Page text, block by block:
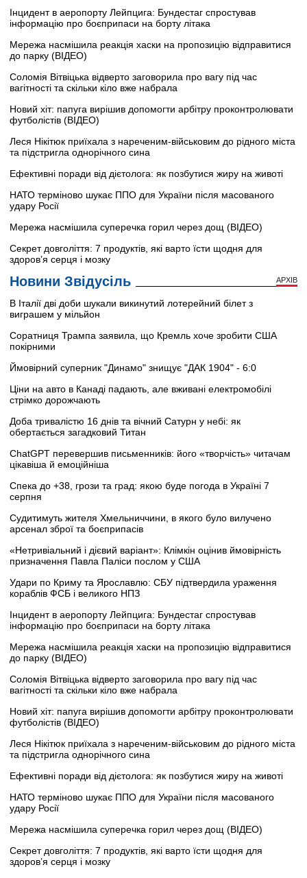
Інцидент в аеропорту Лейпцига: Бундестаг спростував
інформацію про боєприпаси на борту літака
Мережа насмішила реакція хаски на пропозицію відправитися
до парку (ВІДЕО)
Соломія Вітвіцька відверто заговорила про вагу під час
вагітності та скільки кіло вже набрала
Новий хіт: папуга вирішив допомогти арбітру проконтролювати
футболістів (ВІДЕО)
Леся Нікітюк приїхала з нареченим-військовим до рідного міста
та підстригла однорічного сина
Ефективні поради від дієтолога: як позбутися жиру на животі
НАТО терміново шукає ППО для України після масованого
удару Росії
Мережа насмішила суперечка горил через дощ (ВІДЕО)
Секрет довголіття: 7 продуктів, які варто їсти щодня для
здоров’я серця і мозку
Новини Звідусіль АРХІВ
В Італії дві доби шукали викинутий лотерейний білет з
виграшем у мільйон
Соратниця Трампа заявила, що Кремль хоче зробити США
покірними
Ймовірний суперник "Динамо" знищує "ДАК 1904" - 6:0
Ціни на авто в Канаді падають, але вживані електромобілі
стрімко дорожчають
Доба тривалістю 16 днів та вічний Сатурн у небі: як
обертається загадковий Титан
ChatGPT перевершив письменників: його «творчість» читачам
цікавіша й емоційніша
Спека до +38, грози та град: якою буде погода в Україні 7
серпня
Судитимуть жителя Хмельниччини, в якого було вилучено
арсенал зброї та боєприпасів
«Нетривіальний і дієвий варіант»: Клімкін оцінив ймовірність
призначення Павла Паліси послом у США
Удари по Криму та Ярославлю: СБУ підтвердила ураження
кораблів ФСБ і великого НПЗ
Інцидент в аеропорту Лейпцига: Бундестаг спростував
інформацію про боєприпаси на борту літака
Мережа насмішила реакція хаски на пропозицію відправитися
до парку (ВІДЕО)
Соломія Вітвіцька відверто заговорила про вагу під час
вагітності та скільки кіло вже набрала
Новий хіт: папуга вирішив допомогти арбітру проконтролювати
футболістів (ВІДЕО)
Леся Нікітюк приїхала з нареченим-військовим до рідного міста
та підстригла однорічного сина
Ефективні поради від дієтолога: як позбутися жиру на животі
НАТО терміново шукає ППО для України після масованого
удару Росії
Мережа насмішила суперечка горил через дощ (ВІДЕО)
Секрет довголіття: 7 продуктів, які варто їсти щодня для
здоров’я серця і мозку